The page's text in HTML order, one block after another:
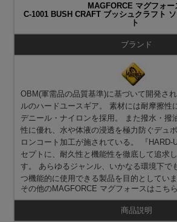
MAGFORCE マグフォー
C-1001 BUSH CRAFT ブッシュクラフト
ト
ブランド
OBM(軍需品の品質基準)に基づいて開発さ
ルのハードユースギア。 素材には耐摩擦性
デニール・ナイロンを採用。 また撥水・撥
性に優れ、水や体液の浸透を極力防ぐデュ
ロンコート加工が施されている。 『HARD-
セプトに、耐久性と機能性を徹底して追求
す。 あらゆるジャンル、いかなる環境下で
つ機能的に使用できる製品を目的としていま
その他のMAGFORCE マグフォース はこちら
商品説明